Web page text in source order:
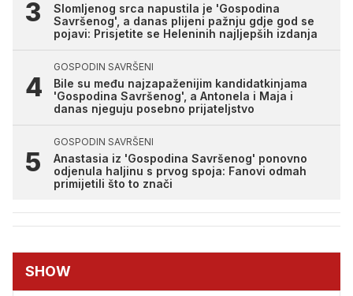
Slomljenog srca napustila je 'Gospodina
Savršenog', a danas plijeni pažnju gdje god se
pojavi: Prisjetite se Heleninih najljepših izdanja
GOSPODIN SAVRŠENI
Bile su među najzapaženijim kandidatkinjama
'Gospodina Savršenog', a Antonela i Maja i
danas njeguju posebno prijateljstvo
GOSPODIN SAVRŠENI
Anastasia iz 'Gospodina Savršenog' ponovno
odjenula haljinu s prvog spoja: Fanovi odmah
primijetili što to znači
SHOW